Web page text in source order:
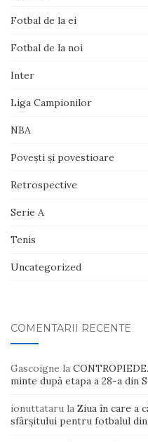
Fotbal de la ei
Fotbal de la noi
Inter
Liga Campionilor
NBA
Poveşti şi povestioare
Retrospective
Serie A
Tenis
Uncategorized
COMENTARII RECENTE
Gascoigne la
minte după etapa a 28-a din
ionuttataru la Ziua în care a
sfârșitului pentru fotbalul din